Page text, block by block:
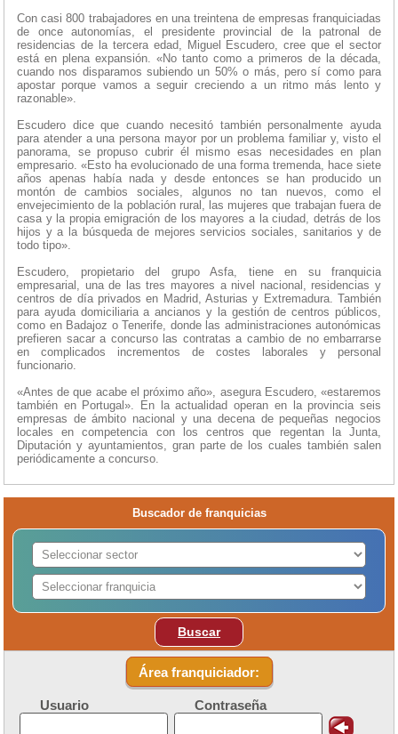
Con casi 800 trabajadores en una treintena de empresas franquiciadas
de once autonomías, el presidente provincial de la patronal de
residencias de la tercera edad, Miguel Escudero, cree que el sector
está en plena expansión. «No tanto como a primeros de la década,
cuando nos disparamos subiendo un 50% o más, pero sí como para
apostar porque vamos a seguir creciendo a un ritmo más lento y
razonable».
Escudero dice que cuando necesitó también personalmente ayuda
para atender a una persona mayor por un problema familiar y, visto el
panorama, se propuso cubrir él mismo esas necesidades en plan
empresario. «Esto ha evolucionado de una forma tremenda, hace siete
años apenas había nada y desde entonces se han producido un
montón de cambios sociales, algunos no tan nuevos, como el
envejecimiento de la población rural, las mujeres que trabajan fuera de
casa y la propia emigración de los mayores a la ciudad, detrás de los
hijos y a la búsqueda de mejores servicios sociales, sanitarios y de
todo tipo».
Escudero, propietario del grupo Asfa, tiene en su franquicia
empresarial, una de las tres mayores a nivel nacional, residencias y
centros de día privados en Madrid, Asturias y Extremadura. También
para ayuda domiciliaria a ancianos y la gestión de centros públicos,
como en Badajoz o Tenerife, donde las administraciones autonómicas
prefieren sacar a concurso las contratas a cambio de no embarrarse
en complicados incrementos de costes laborales y personal
funcionario.
«Antes de que acabe el próximo año», asegura Escudero, «estaremos
también en Portugal». En la actualidad operan en la provincia seis
empresas de ámbito nacional y una decena de pequeñas negocios
locales en competencia con los centros que regentan la Junta,
Diputación y ayuntamientos, gran parte de los cuales también salen
periódicamente a concurso.
Buscador de franquicias
Buscar
Área franquiciador:
Usuario Contraseña